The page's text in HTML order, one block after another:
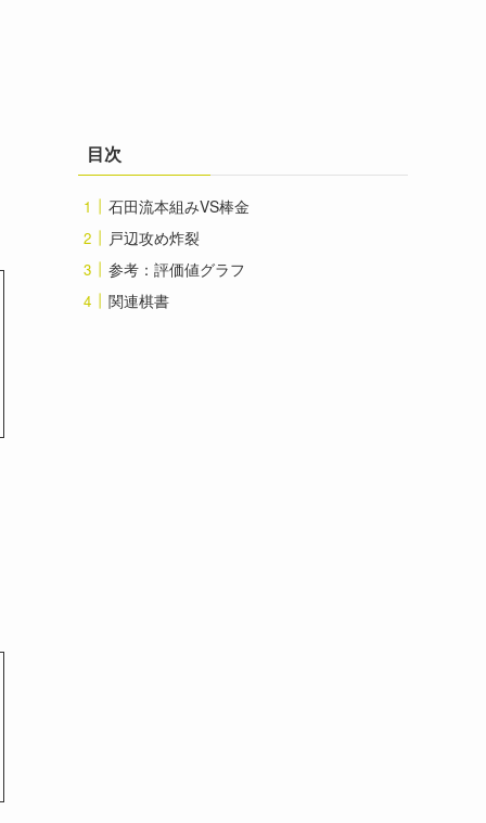
目次
石田流本組みVS棒金
戸辺攻め炸裂
参考：評価値グラフ
関連棋書